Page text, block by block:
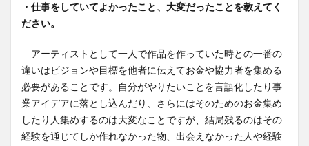
・仕事をしていてよかったこと、大変だったことを教えてく
ださい。
アーティストとして一人で作品を作っていた時との一番の
違いはビジョンや目標を他者に伝えてお金や協力者を集める
必要があることです。自分がやりたいことを言語化したり事
業アイデアに落とし込んだり、さらにはそのためのお金集め
したり人集めするのは大変なことですが、結局残るのはその
経験を通じてしか作れなかった物、出会えなかった人や経験